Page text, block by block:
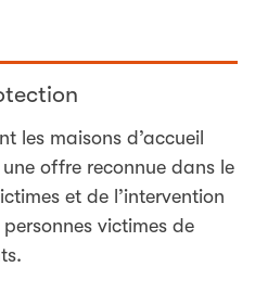
les maisons d’accueil
offre reconnue dans le
et de l’intervention
victimes de